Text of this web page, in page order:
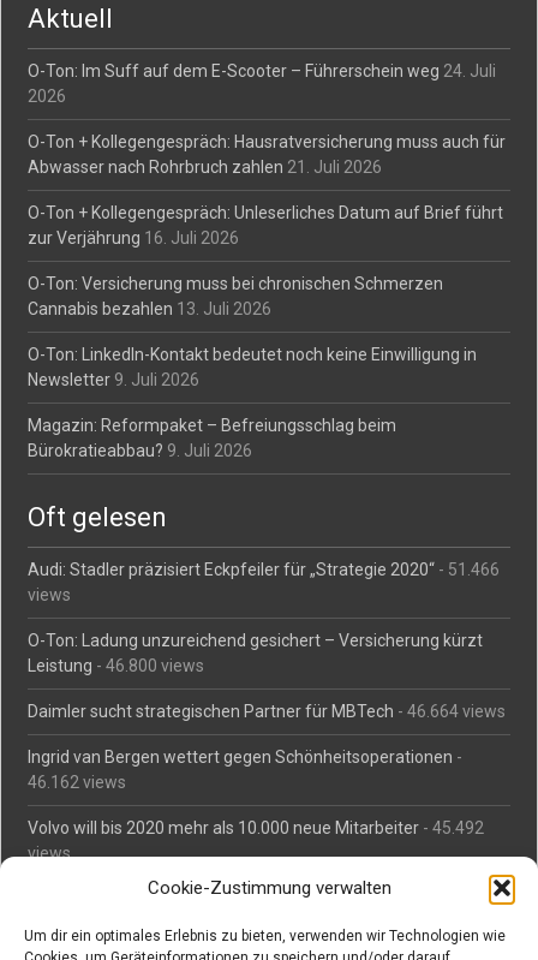
Cookie-Zustimmung verwalten
Um dir ein optimales Erlebnis zu bieten, verwenden wir Technologien wie
Aktuell
O-Ton: Im Suff auf dem E-Scooter – Führerschein weg 24. Juli
2026
O-Ton + Kollegengespräch: Hausratversicherung muss auch für
Abwasser nach Rohrbruch zahlen 21. Juli 2026
O-Ton + Kollegengespräch: Unleserliches Datum auf Brief führt
zur Verjährung 16. Juli 2026
O-Ton: Versicherung muss bei chronischen Schmerzen
Cannabis bezahlen 13. Juli 2026
O-Ton: LinkedIn-Kontakt bedeutet noch keine Einwilligung in
Newsletter 9. Juli 2026
Magazin: Reformpaket – Befreiungsschlag beim
Bürokratieabbau? 9. Juli 2026
Oft gelesen
Audi: Stadler präzisiert Eckpfeiler für „Strategie 2020“ - 51.466
views
O-Ton: Ladung unzureichend gesichert – Versicherung kürzt
Leistung - 46.800 views
Daimler sucht strategischen Partner für MBTech - 46.664 views
Ingrid van Bergen wettert gegen Schönheitsoperationen -
46.162 views
Volvo will bis 2020 mehr als 10.000 neue Mitarbeiter - 45.492
views
Mäßiges Interesse an Daimlers MBtech- 44.716 views
O-Ton: Wer muss Schaden für abgedriftete Silvesterraketen